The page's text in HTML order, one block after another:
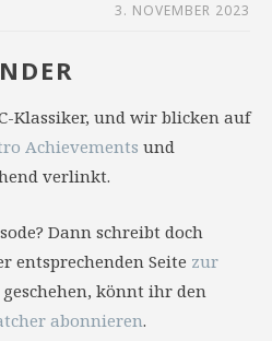
3. NOVEMBER 2023
Klassiker, und wir blicken auf
Achievements und
verlinkt.
Dann schreibt doch
entsprechenden Seite zur
könnt ihr den
abonnieren.